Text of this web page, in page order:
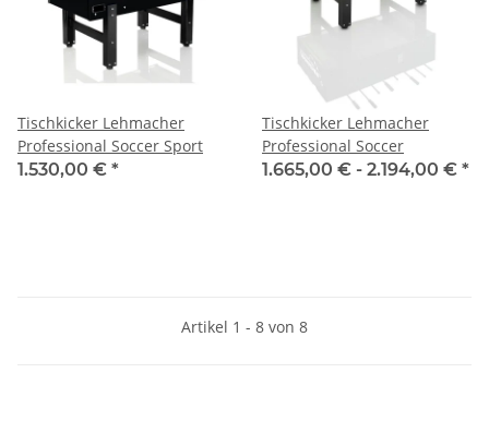
Tischkicker Lehmacher
Professional Soccer Sport
1.530,00 € *
Tischkicker Lehmacher
Professional Soccer
1.665,00 € - 2.194,00 € *
Artikel 1 - 8 von 8